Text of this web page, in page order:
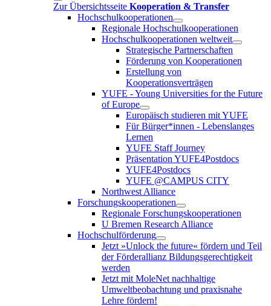
Zur Übersichtsseite Kooperation & Transfer
Hochschulkooperationen
Regionale Hochschulkooperationen
Hochschulkooperationen weltweit
Strategische Partnerschaften
Förderung von Kooperationen
Erstellung von
Kooperationsverträgen
YUFE - Young Universities for the Future
of Europe
Europäisch studieren mit YUFE
Für Bürger*innen - Lebenslanges
Lernen
YUFE Staff Journey
Präsentation YUFE4Postdocs
YUFE4Postdocs
YUFE @CAMPUS CITY
Northwest Alliance
Forschungskooperationen
Regionale Forschungskooperationen
U Bremen Research Alliance
Hochschulförderung
Jetzt »Unlock the future« fördern und Teil
der Förderallianz Bildungsgerechtigkeit
werden
Jetzt mit MoleNet nachhaltige
Umweltbeobachtung und praxisnahe
Lehre fördern!